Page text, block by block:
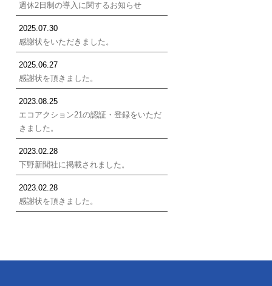
週休2日制の導入に関するお知らせ
2025.07.30
感謝状をいただきました。
2025.06.27
感謝状を頂きました。
2023.08.25
エコアクション21の認証・登録をいただ
きました。
2023.02.28
下野新聞社に掲載されました。
2023.02.28
感謝状を頂きました。